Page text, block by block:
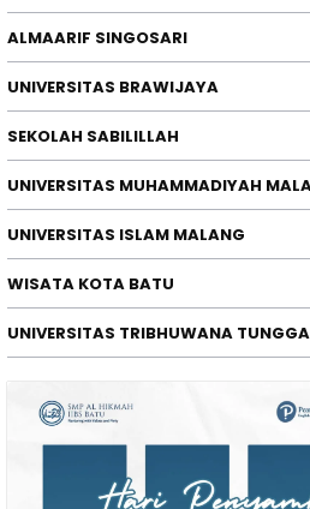
Kapolri Cup
2 Laga
08/2026
ALMAARIF SINGOSARI
UNIVERSITAS BRAWIJAYA
SEKOLAH SABILILLAH
UNIVERSITAS MUHAMMADIYAH
UNIVERSITAS ISLAM MALANG
WISATA KOTA BATU
UNIVERSITAS TRIBHUWANA